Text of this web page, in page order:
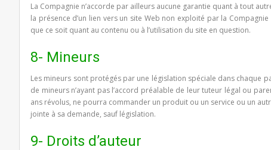
La Compagnie n’accorde par ailleurs aucune garantie quant à tout
la présence d’un lien vers un site Web non exploité par la
que ce soit quant au contenu ou à l’utilisation du site en question.
8- Mineurs
Les mineurs sont protégés par une législation spéciale dans chaque
de mineurs n’ayant pas l’accord préalable de leur tuteur légal ou
ans révolus, ne pourra commander un produit ou un service ou un
jointe à sa demande, sauf législation.
9- Droits d’auteur